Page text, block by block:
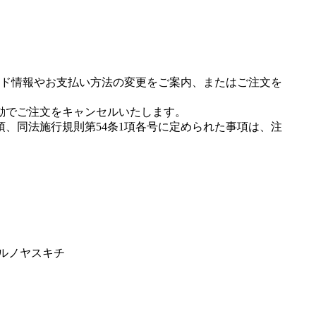
情報やお支払い方法の変更をご案内、またはご注文を
ご注文をキャンセルいたします。
同法施行規則第54条1項各号に定められた事項は、注
ノヤスキチ